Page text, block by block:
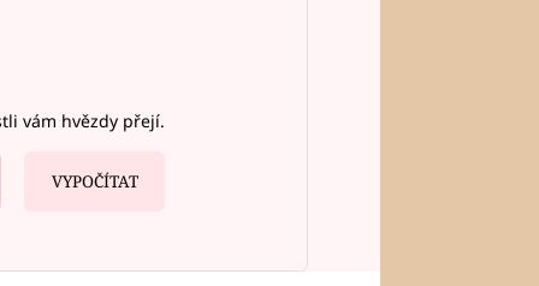
vám hvězdy přejí.
VYPOČÍTAT